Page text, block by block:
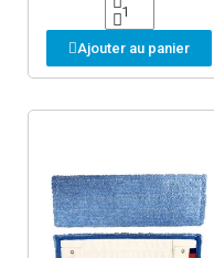
Ajouter au panier